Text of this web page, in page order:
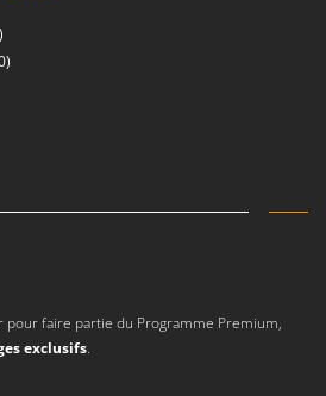
pour faire partie du Programme Premium,
exclusifs.